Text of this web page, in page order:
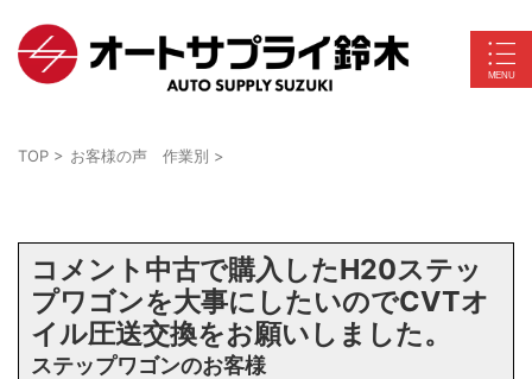
TOP > お客様の声 作業別 >
コメント中古で購入したH20ステッ
プワゴンを大事にしたいのでCVTオ
イル圧送交換をお願いしました。
ステップワゴンのお客様